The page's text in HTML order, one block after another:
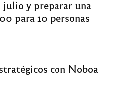
julio y preparar una
para 10 personas
con Noboa